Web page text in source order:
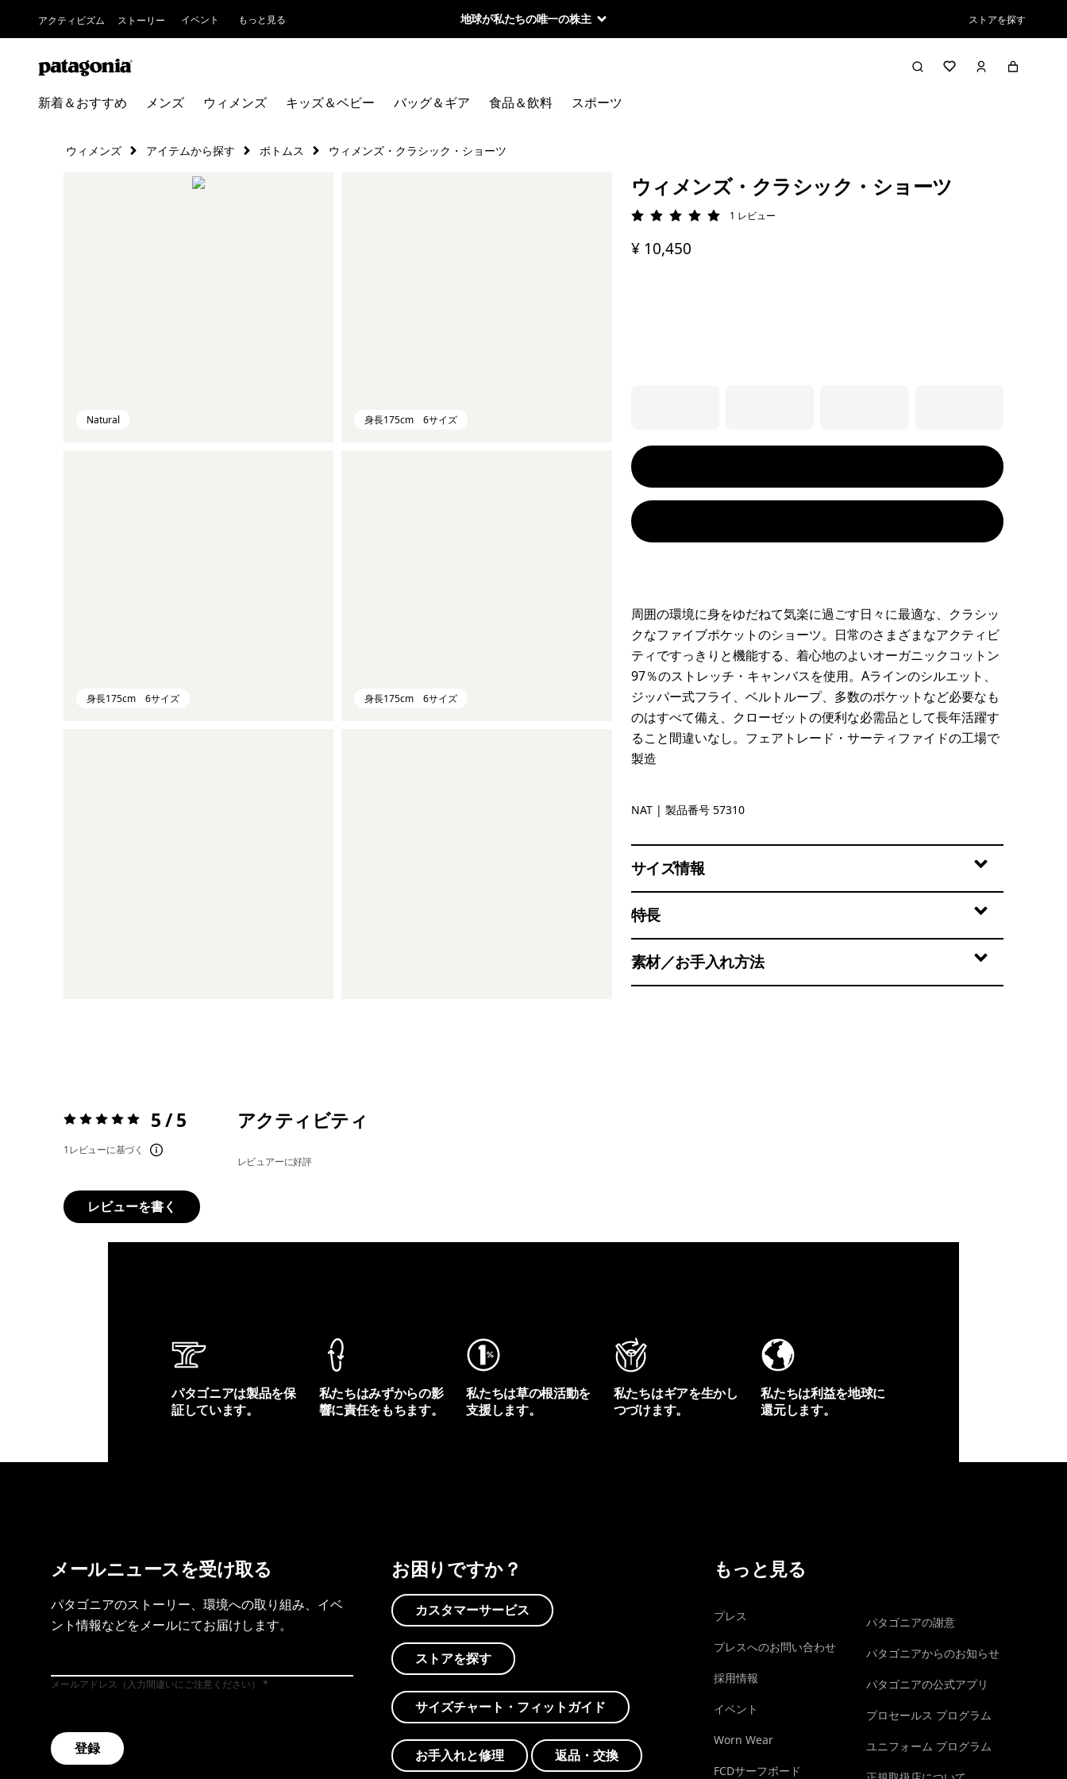
アクティビズム ストーリー イベント もっと見る 地球が私たちの唯一の株主 ストアを探す
新着＆おすすめ メンズ ウィメンズ キッズ＆ベビー バッグ＆ギア 食品＆飲料 スポーツ
ウィメンズ アイテムから探す ボトムス ウィメンズ・クラシック・ショーツ
Natural 身長175cm 6サイズ
身長175cm 6サイズ 身長175cm 6サイズ
ウィメンズ・クラシック・ショーツ
評価: 5 / 5 1 レビュー
¥ 10,450
周囲の環境に身をゆだねて気楽に過ごす日々に最適な、クラシッ
クなファイブポケットのショーツ。日常のさまざまなアクティビ
ティですっきりと機能する、着心地のよいオーガニックコットン
97％のストレッチ・キャンバスを使用。Aラインのシルエット、
ジッパー式フライ、ベルトループ、多数のポケットなど必要なも
のはすべて備え、クローゼットの便利な必需品として長年活躍す
ること間違いなし。フェアトレード・サーティファイドの工場で
製造
Natural
NAT | 製品番号 57310
サイズ情報
特長
素材／お手入れ方法
評価:5 / 5 5 / 5
1レビューに基づく
アクティビティ
レビュアーに好評
レビューを書く
パタゴニアは製品を保
証しています。
私たちはみずからの影
響に責任をもちます。
私たちは草の根活動を
支援します。
私たちはギアを生かし
つづけます。
私たちは利益を地球に
還元します。
メールニュースを受け取る
パタゴニアのストーリー、環境への取り組み、イベ
ント情報などをメールにてお届けします。
メールアドレス（入力間違いにご注意ください）
登録
お困りですか？
カスタマーサービス
ストアを探す
サイズチャート・フィットガイド
お手入れと修理 返品・交換
もっと見る
プレス
プレスへのお問い合わせ
採用情報
イベント
Worn Wear
FCDサーフボード
パタゴニアの謝意
パタゴニアからのお知らせ
パタゴニアの公式アプリ
プロセールス プログラム
ユニフォーム プログラム